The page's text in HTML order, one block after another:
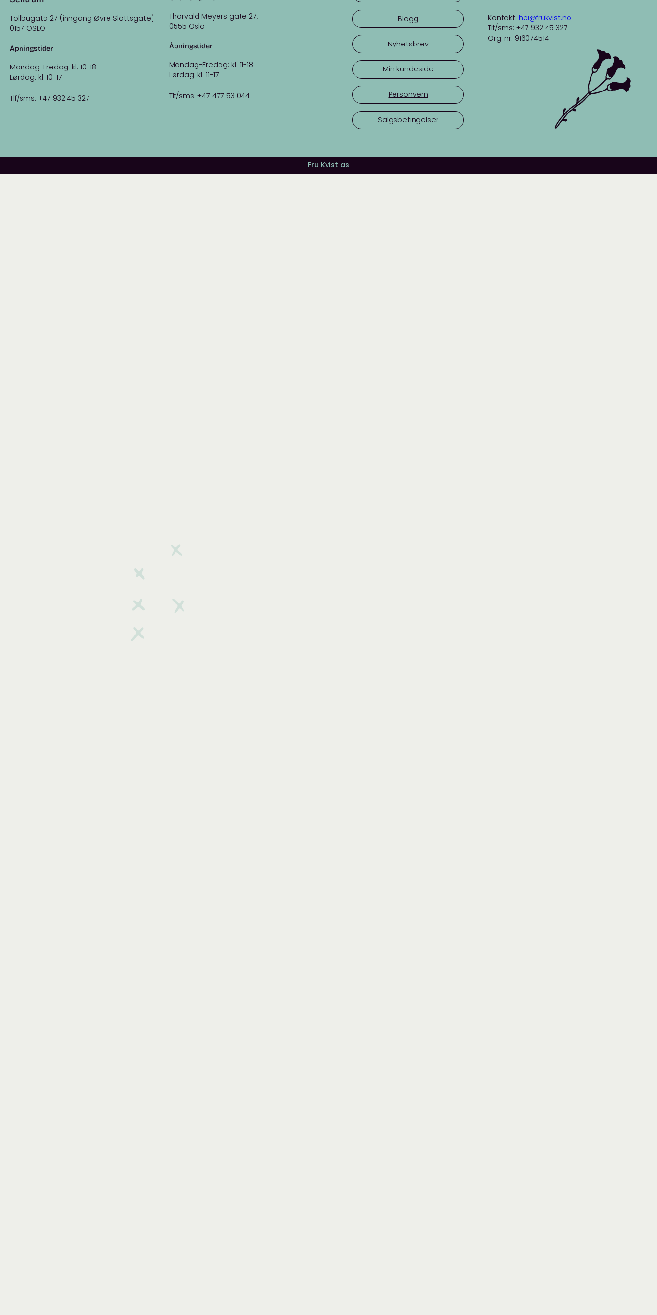
Tollbugata 27 (inngang Øvre Slottsgate)
0157 OSLO
Åpningstider
Mandag-Fredag: kl. 10-18
Lørdag: kl. 10-17
Tlf/sms: +47 932 45 327
Thorvald Meyers gate 27,
0555 Oslo
Åpningstider
Mandag-Fredag: kl. 11-18
Lørdag: kl. 11-17
Tlf/sms: +47 477 53 044
Blogg
Nyhetsbrev
Min kundeside
Personvern
Salgsbetingelser
Kontakt: hei@frukvist.no
Tlf/sms: +47 932 45 327
Org. nr. 916074514
Fru Kvist as